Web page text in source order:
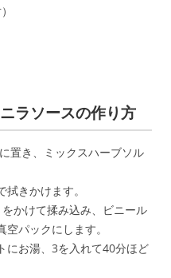
ラソースの作り方
置き、ミックスハーブソル
きかけます。
かけて揉み込み、ビニール
パックにします。
にお湯、3を入れて40分ほど